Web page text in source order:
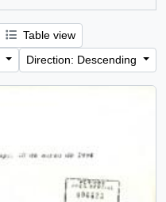
Table view
Direction: Descending